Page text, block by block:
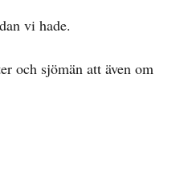
vi hade.
och sjömän att även om